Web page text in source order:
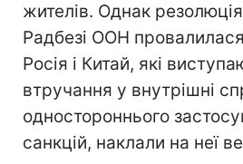
жителів. Однак
Радбезі ООН
Росія і Китай, які
втручання у внутрішні
одностороннього
санкцій, наклали на неї